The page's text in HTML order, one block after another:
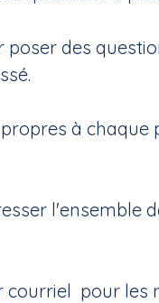
des
à chaque
l'ensemble
courriel pour les